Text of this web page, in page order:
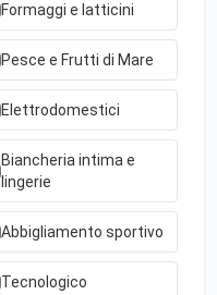
Formaggi e latticini
Pesce e Frutti di Mare
Elettrodomestici
Biancheria intima e
lingerie
Abbigliamento sportivo
Tecnologico